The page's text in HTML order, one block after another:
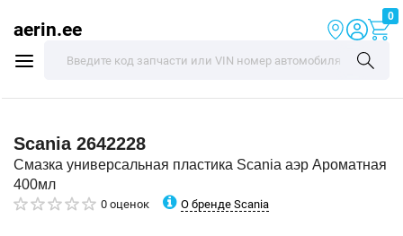
aerin.ee
0
Scania 2642228
Смазка универсальная пластика Scania аэр Ароматная
400мл
0 оценок О бренде Scania